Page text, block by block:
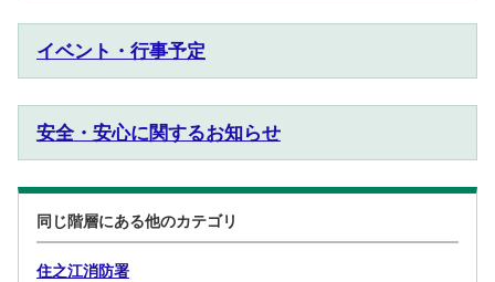
イベント・行事予定
安全・安心に関するお知らせ
同じ階層にある他のカテゴリ
住之江消防署